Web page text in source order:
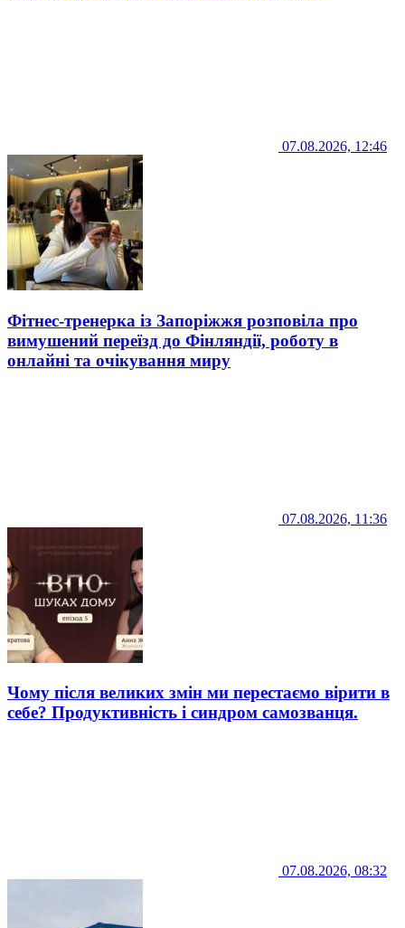
07.08.2026, 12:46
Фітнес-тренерка із Запоріжжя розповіла про
вимушений переїзд до Фінляндії, роботу в
онлайні та очікування миру
07.08.2026, 11:36
Чому після великих змін ми перестаємо вірити в
себе? Продуктивність і синдром самозванця.
07.08.2026, 08:32